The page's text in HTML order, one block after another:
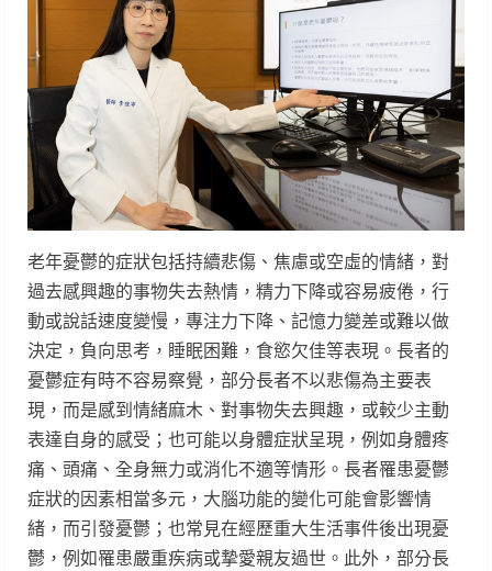
老年憂鬱的症狀包括持續悲傷、焦慮或空虛的情緒，對
過去感興趣的事物失去熱情，精力下降或容易疲倦，行
動或說話速度變慢，專注力下降、記憶力變差或難以做
決定，負向思考，睡眠困難，食慾欠佳等表現。長者的
憂鬱症有時不容易察覺，部分長者不以悲傷為主要表
現，而是感到情緒麻木、對事物失去興趣，或較少主動
表達自身的感受；也可能以身體症狀呈現，例如身體疼
痛、頭痛、全身無力或消化不適等情形。長者罹患憂鬱
症狀的因素相當多元，大腦功能的變化可能會影響情
緒，而引發憂鬱；也常見在經歷重大生活事件後出現憂
鬱，例如罹患嚴重疾病或摯愛親友過世。此外，部分長